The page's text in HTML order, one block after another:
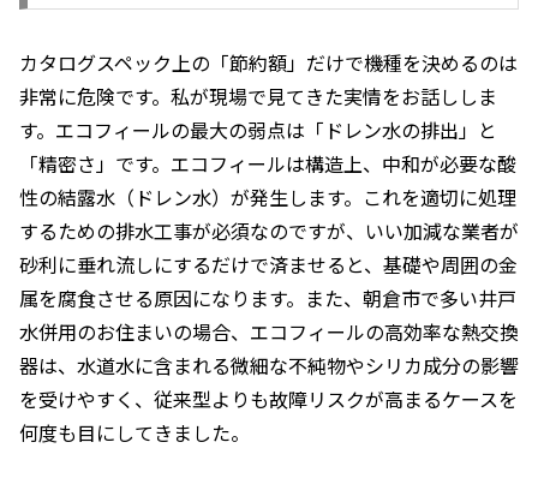
カタログスペック上の「節約額」だけで機種を決めるのは
非常に危険です。私が現場で見てきた実情をお話ししま
す。エコフィールの最大の弱点は「ドレン水の排出」と
「精密さ」です。エコフィールは構造上、中和が必要な酸
性の結露水（ドレン水）が発生します。これを適切に処理
するための排水工事が必須なのですが、いい加減な業者が
砂利に垂れ流しにするだけで済ませると、基礎や周囲の金
属を腐食させる原因になります。また、朝倉市で多い井戸
水併用のお住まいの場合、エコフィールの高効率な熱交換
器は、水道水に含まれる微細な不純物やシリカ成分の影響
を受けやすく、従来型よりも故障リスクが高まるケースを
何度も目にしてきました。